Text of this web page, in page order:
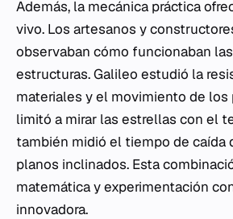
Además, la mecánica práctica
vivo. Los artesanos y
observaban cómo funcionaban
estructuras. Galileo estudió la
materiales y el movimiento de los
limitó a mirar las estrellas con el
también midió el tiempo de caída
planos inclinados. Esta
matemática y experimentación
innovadora.